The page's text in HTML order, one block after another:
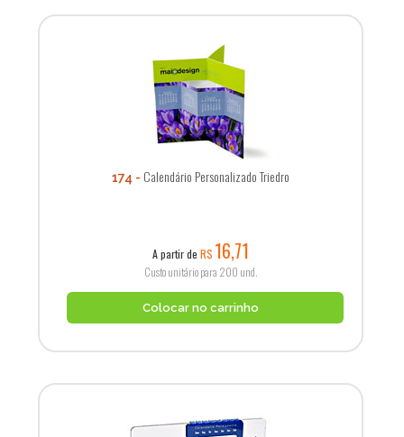
174 Calendário Personalizado Triedro
A partir de R$ 16,71
Custo unitário para 200 und.
Colocar no carrinho